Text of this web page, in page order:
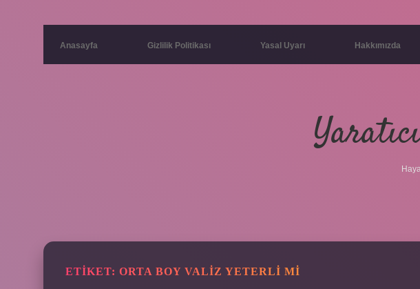
Anasayfa Gizlilik Politikası Yasal Uyarı Hakkımızda
ETIKET: ORTA BOY VALIZ YETERLI MI